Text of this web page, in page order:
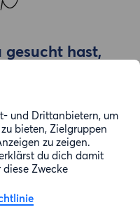
und Drittanbietern, um
bieten, Zielgruppen
zu zeigen.
du dich damit
Zwecke
gesucht hast,